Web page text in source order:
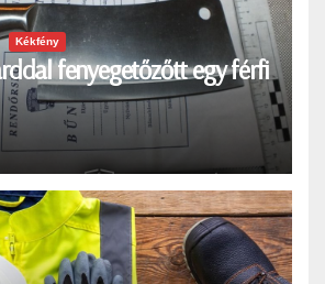
Kékfény
fenyegetőzőtt egy férfi